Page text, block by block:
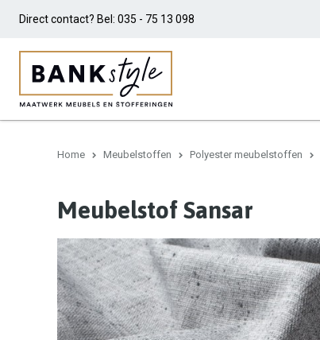
Direct contact? Bel: 035 - 75 13 098
Home Meubelstoffen Polyester meubelstoffen
Meubelstof Sansar